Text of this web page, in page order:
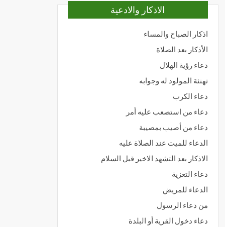
الاذكار والادعية
اذكار الصباح والمساء
الأذكار بعد الصلاة
دعاء رؤية الهلال
تهنئة المولود له وجوابه
دعاء الكرب
دعاء من استصعب عليه أمر
دعاء من أصيب بمصيبة
الدعاء للميت عند الصلاة عليه
الاذكار بعد التشهد الاخير قبل السلام
دعاء التعزية
الدعاء للمريض
من دعاء الرسول
دعاء دخول القرية أو البلدة